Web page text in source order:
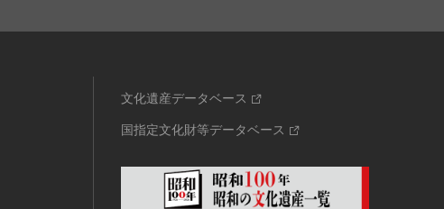
文化遺産データベース
国指定文化財等データベース